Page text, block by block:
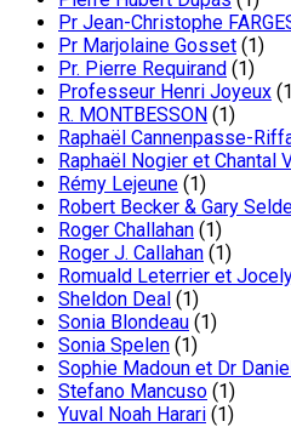
Pr Jean-Christophe
Pr Marjolaine Gosset (1)
Pr. Pierre Requirand (1)
Professeur Henri Joyeux
R. MONTBESSON (1)
Raphaël Cannenpasse-
Raphaël Nogier et Chantal
Rémy Lejeune (1)
Robert Becker & Gary
Roger Challahan (1)
Roger J. Callahan (1)
Romuald Leterrier et
Sheldon Deal (1)
Sonia Blondeau (1)
Sonia Spelen (1)
Sophie Madoun et Dr
Stefano Mancuso (1)
Yuval Noah Harari (1)